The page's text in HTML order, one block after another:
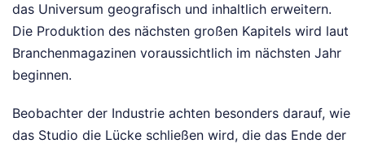
das Universum geografisch und inhaltlich erweitern.
Die Produktion des nächsten großen Kapitels wird laut
Branchenmagazinen voraussichtlich im nächsten Jahr
beginnen.
Beobachter der Industrie achten besonders darauf, wie
das Studio die Lücke schließen wird, die das Ende der